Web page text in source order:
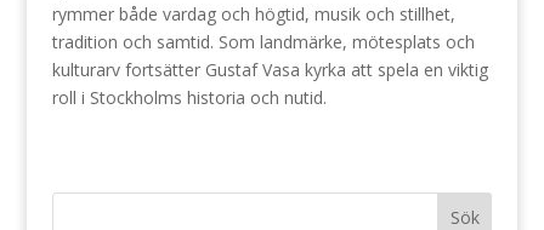
rymmer både vardag och högtid, musik och stillhet,
tradition och samtid. Som landmärke, mötesplats och
kulturarv fortsätter Gustaf Vasa kyrka att spela en viktig
roll i Stockholms historia och nutid.
Sök